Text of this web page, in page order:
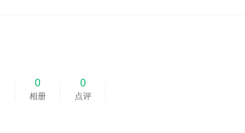
0
相册
0
点评